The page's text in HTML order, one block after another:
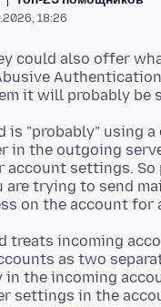
18:26
could also offer
is "probably" using
in the outgoing
account settings. So
are trying to send
treats incoming
as two
the incoming
settings in the